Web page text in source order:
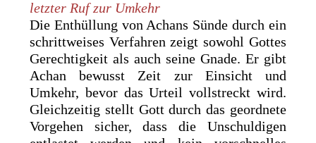
letzter Ruf zur Umkehr
Die Enthüllung von Achans Sünde durch ein
schrittweises Verfahren zeigt sowohl Gottes
Gerechtigkeit als auch seine Gnade. Er gibt
Achan bewusst Zeit zur Einsicht und
Umkehr, bevor das Urteil vollstreckt wird.
Gleichzeitig stellt Gott durch das geordnete
Vorgehen sicher, dass die Unschuldigen